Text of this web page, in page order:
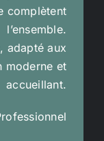
complètent
l’ensemble.
adapté aux
moderne et
accueillant.